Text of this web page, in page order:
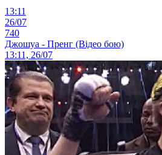
13:11
26/07
740
Джошуа - Пренг (Відео бою)
13:11, 26/07